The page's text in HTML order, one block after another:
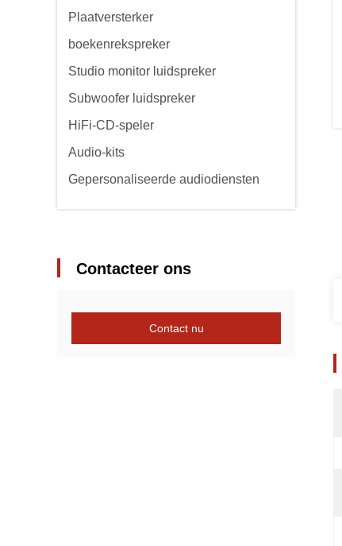
Plaatversterker
boekenrekspreker
Studio monitor luidspreker
Subwoofer luidspreker
HiFi-CD-speler
Audio-kits
Gepersonaliseerde audiodiensten
Contacteer ons
Contact nu